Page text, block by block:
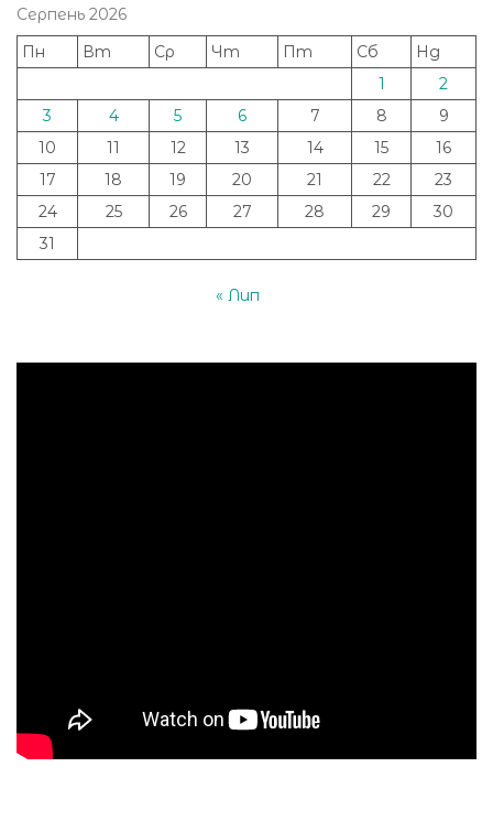
Серпень 2026
Пн
Вт Ср Чт Пт Сб
Нд
1
2
3
4 5 6 7 8
9
10
11 12 13 14 15
16
17
18 19 20 21 22
23
24
25 26 27 28 29
30
31
« Лип